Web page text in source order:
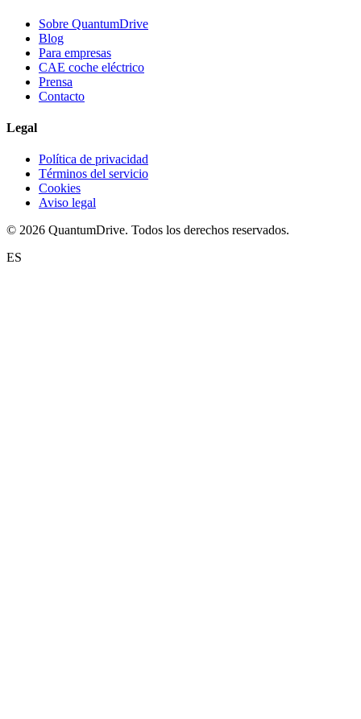
Sobre QuantumDrive
Blog
Para empresas
CAE coche eléctrico
Prensa
Contacto
Legal
Política de privacidad
Términos del servicio
Cookies
Aviso legal
© 2026 QuantumDrive. Todos los derechos reservados.
ES